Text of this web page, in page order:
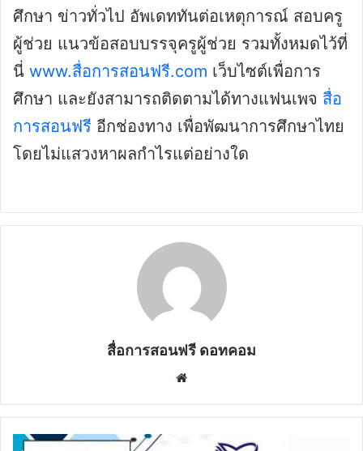
ศึกษา ข่าวทั่วไป อัพเดททันต่อเหตุการณ์ สอบครู
ผู้ช่วย แนวข้อสอบบรรจุครูผู้ช่วย รวมทั้งหมดไว้ที่
นี่ www.สื่อการสอนฟรี.com เว็บไซต์เพื่อการ
ศึกษา และยังสามารถติดตามได้ทางแฟนเพจ สื่อ
การสอนฟรี อีกช่องทาง เพื่อพัฒนาการศึกษาไทย
โดยไม่แสวงหาผลกำไรแต่อย่างใด
สื่อการสอนฟรี ดอทคอม
สมศ.ประกาศ